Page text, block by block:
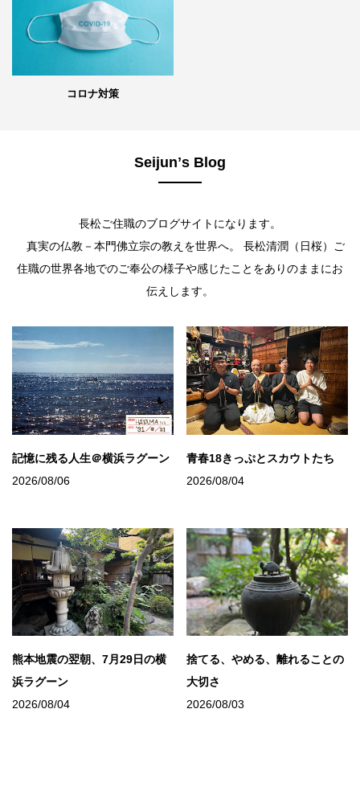
コロナ対策
Seijunʼs Blog
長松ご住職のブログサイトになります。
真実の仏教－本門佛立宗の教えを世界へ。 長松清潤（日桜）ご
住職の世界各地でのご奉公の様子や感じたことをありのままにお
伝えします。
記憶に残る人生＠横浜ラグーン
2026/08/06
青春18きっぷとスカウトたち
2026/08/04
熊本地震の翌朝、7月29日の横
浜ラグーン
2026/08/04
捨てる、やめる、離れることの
大切さ
2026/08/03